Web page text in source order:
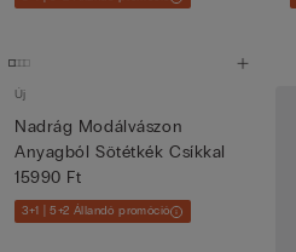
Új
Nadrág Modálvászon
Anyagból Sötétkék Csíkkal
15990 Ft
3+1 | 5+2 Állandó promóció